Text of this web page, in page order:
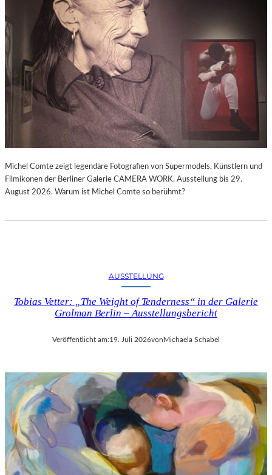
Michel Comte zeigt legendäre Fotografien von Supermodels, Künstlern und
Filmikonen der Berliner Galerie CAMERA WORK. Ausstellung bis 29.
August 2026. Warum ist Michel Comte so berühmt?
AUSSTELLUNG
Tobias Vetter: „The Weight of Tenderness“ in der Galerie
Grolman Berlin – Ausstellungsbericht
Veröffentlicht am:19. Juli 2026von Michaela Schabel